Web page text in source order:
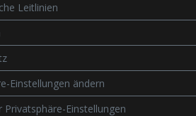
Leitlinien
Einstellungen ändern
Privatsphäre-Einstellungen